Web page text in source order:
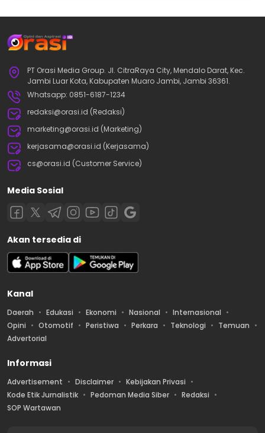
PT Orasi Media Group. Jl. CitraRaya City, Mendalo Darat, Kec.
Jambi Luar Kota, Kabupaten Muaro Jambi, Jambi 36361.
Whatsapp: 0851-6187-1234
redaksi@orasi.id (Redaksi)
marketing@orasi.id (Marketing)
kerjasama@orasi.id (Kerjasama)
cs@orasi.id (Customer Service)
Media Sosial
Akan tersedia di
Kanal
Daerah Edukasi Ekonomi Nasional
Internasional
Opini
Otomotif Peristiwa Perkara Teknologi
Temuan
Advertorial
Informasi
Advertisement Disclaimer
Kebijakan Privasi
Kode Etik Jurnalistik
Pedoman Media Siber
Redaksi
SOP Wartawan